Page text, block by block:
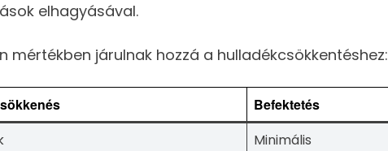
elhagyásával.
járulnak hozzá a hulladékcsökkentéshez:
Befektetés
Minimális